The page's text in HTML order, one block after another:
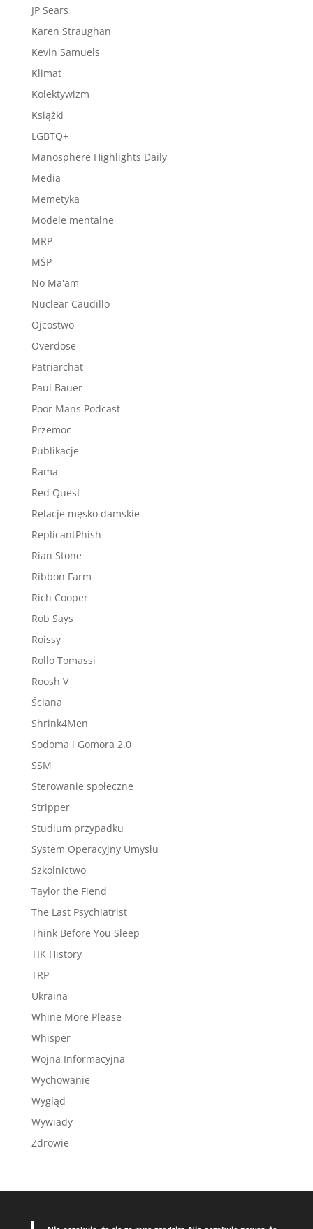
JP Sears
Karen Straughan
Kevin Samuels
Klimat
Kolektywizm
Książki
LGBTQ+
Manosphere Highlights Daily
Media
Memetyka
Modele mentalne
MRP
MŚP
No Ma'am
Nuclear Caudillo
Ojcostwo
Overdose
Patriarchat
Paul Bauer
Poor Mans Podcast
Przemoc
Publikacje
Rama
Red Quest
Relacje męsko damskie
ReplicantPhish
Rian Stone
Ribbon Farm
Rich Cooper
Rob Says
Roissy
Rollo Tomassi
Roosh V
Ściana
Shrink4Men
Sodoma i Gomora 2.0
SSM
Sterowanie społeczne
Stripper
Studium przypadku
System Operacyjny Umysłu
Szkolnictwo
Taylor the Fiend
The Last Psychiatrist
Think Before You Sleep
TIK History
TRP
Ukraina
Whine More Please
Whisper
Wojna Informacyjna
Wychowanie
Wygląd
Wywiady
Zdrowie